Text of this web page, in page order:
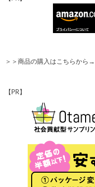
＞＞商品の購入はこちらから→
【PR】